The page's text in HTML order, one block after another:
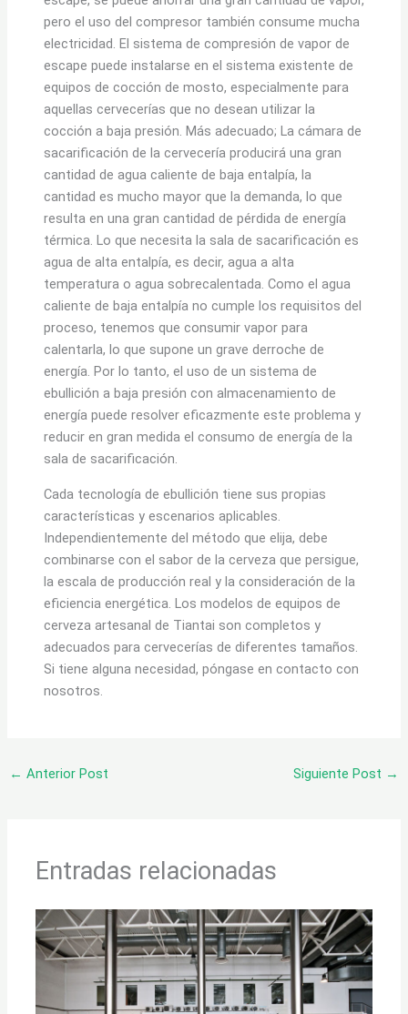
pero el uso del compresor también consume mucha
electricidad. El sistema de compresión de vapor de
escape puede instalarse en el sistema existente de
equipos de cocción de mosto, especialmente para
aquellas cervecerías que no desean utilizar la
cocción a baja presión. Más adecuado; La cámara de
sacarificación de la cervecería producirá una gran
cantidad de agua caliente de baja entalpía, la
cantidad es mucho mayor que la demanda, lo que
resulta en una gran cantidad de pérdida de energía
térmica. Lo que necesita la sala de sacarificación es
agua de alta entalpía, es decir, agua a alta
temperatura o agua sobrecalentada. Como el agua
caliente de baja entalpía no cumple los requisitos del
proceso, tenemos que consumir vapor para
calentarla, lo que supone un grave derroche de
energía. Por lo tanto, el uso de un sistema de
ebullición a baja presión con almacenamiento de
energía puede resolver eficazmente este problema y
reducir en gran medida el consumo de energía de la
sala de sacarificación.
Cada tecnología de ebullición tiene sus propias
características y escenarios aplicables.
Independientemente del método que elija, debe
combinarse con el sabor de la cerveza que persigue,
la escala de producción real y la consideración de la
eficiencia energética. Los modelos de equipos de
cerveza artesanal de Tiantai son completos y
adecuados para cervecerías de diferentes tamaños.
Si tiene alguna necesidad, póngase en contacto con
nosotros.
← Anterior Post Siguiente Post →
Entradas relacionadas